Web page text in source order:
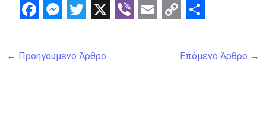
a
c
s
w
i
h
a
← Προηγούμενο Άρθρο Επόμενο Άρθρο →